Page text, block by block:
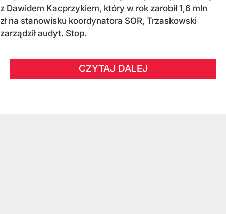
z Dawidem Kacprzykiem, który w rok zarobił 1,6 mln
zł na stanowisku koordynatora SOR, Trzaskowski
zarządził audyt. Stop.
CZYTAJ DALEJ